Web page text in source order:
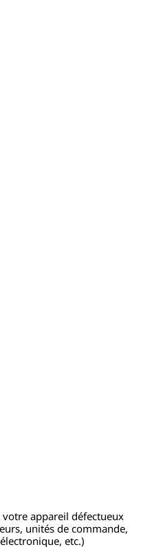
appareil défectueux
unités de commande,
etc.)